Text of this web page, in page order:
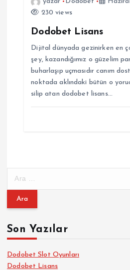
230 views
Dodobet Lisans
Dijital dünyada gezinirken en
şey, kazandığımız o güzelim
buharlaşıp uçmasıdır canım
noktada aklındaki bütün o
silip atan dodobet lisans…
m
:Son Yazılar
Dodobet Slot Oyunları
Dodobet Lisans